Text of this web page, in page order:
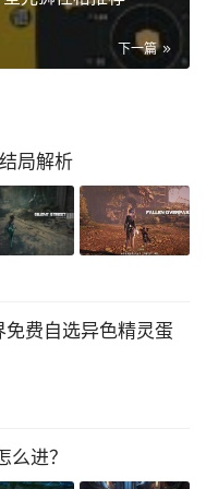
下一篇
局解析
免费自选异色精灵蛋
进？